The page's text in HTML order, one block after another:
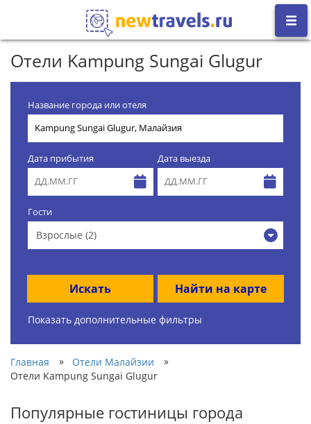
Отели Kampung Sungai Glugur
Название города или отеля
Дата прибытия Дата выезда
Гости
Взрослые (2)
Искать Найти на карте
Показать дополнительные фильтры
Главная » Отели Малайзии
»
Отели Kampung Sungai Glugur
Популярные гостиницы города